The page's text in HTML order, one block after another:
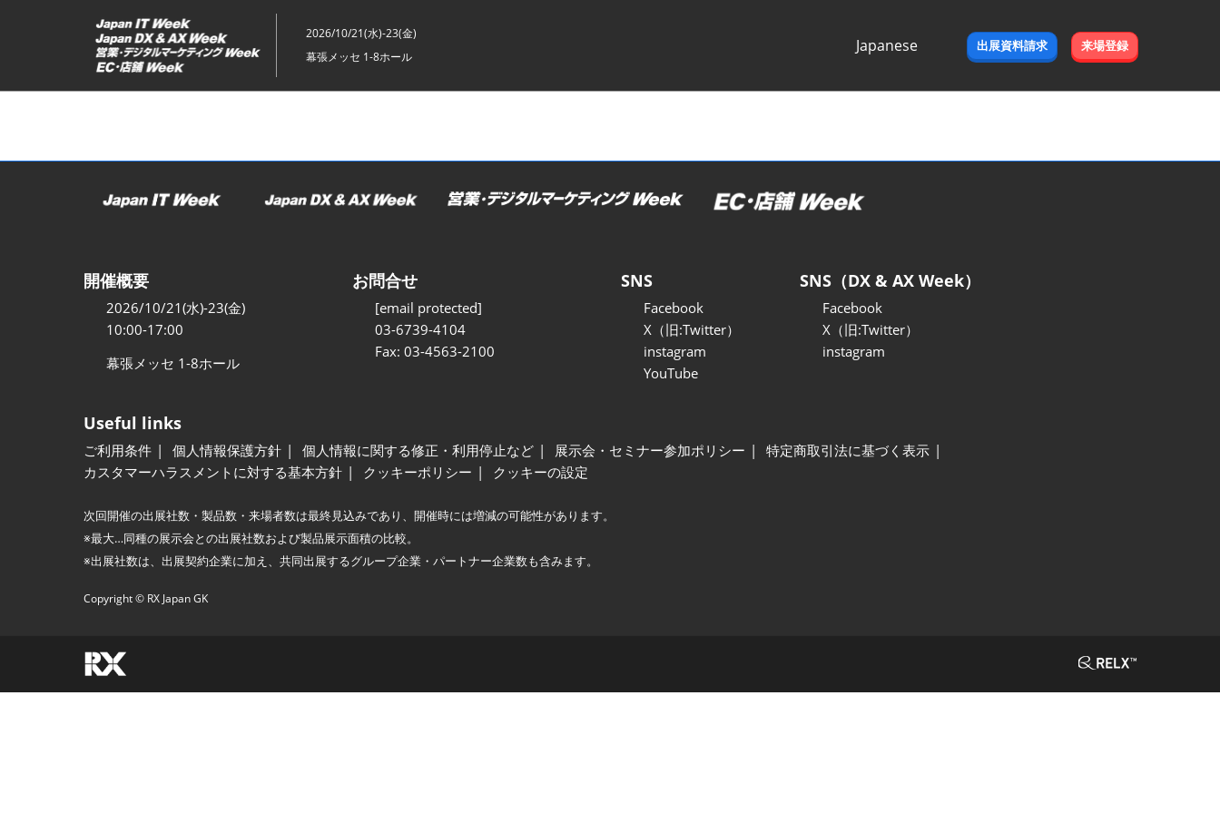
ッ
2026/10/21(水)-23(金)
幕張メッセ 1-8ホール
Japanese
出展資料請求 来場登録
開催概要
2026/10/21(水)-23(金)
10:00-17:00
幕張メッセ 1-8ホール
お問合せ
[email protected]
03-6739-4104
Fax: 03-4563-2100
SNS
Facebook
X（旧:Twitter）
instagram
YouTube
SNS（DX & AX Week）
Facebook
X（旧:Twitter）
instagram
Useful links
ご利用条件 個人情報保護方針 個人情報に関する修正・利用停止など 展示会・セミナー参加ポリシー
特定商取引法に基づく表示
カスタマーハラスメントに対する基本方針
クッキーポリシー クッキーの設定
次回開催の出展社数・製品数・来場者数は最終見込みであり、開催時には増減の可能性があります。
※最大…同種の展示会との出展社数および製品展示面積の比較。
※出展社数は、出展契約企業に加え、共同出展するグループ企業・パートナー企業数も含みます。
Copyright © RX Japan GK